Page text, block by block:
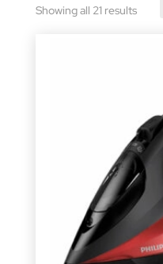
Showing all 21 resultsSorted